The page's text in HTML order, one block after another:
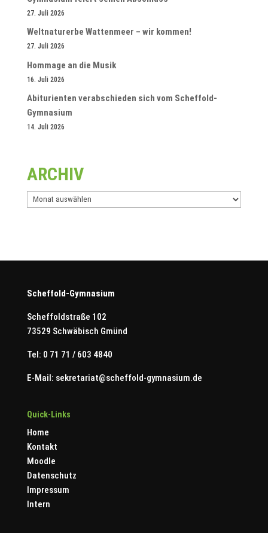
27. Juli 2026
Weltnaturerbe Wattenmeer – wir kommen!
27. Juli 2026
Hommage an die Musik
16. Juli 2026
Abiturienten verabschieden sich vom Scheffold-
Gymnasium
14. Juli 2026
ARCHIV
Archiv
Scheffold-Gymnasium
Scheffoldstraße 102
73529 Schwäbisch Gmünd
Tel: 0 71 71 / 603 4840
E-Mail: sekretariat@scheffold-gymnasium.de
Quick-Links
Home
Kontakt
Moodle
Datenschutz
Impressum
Intern